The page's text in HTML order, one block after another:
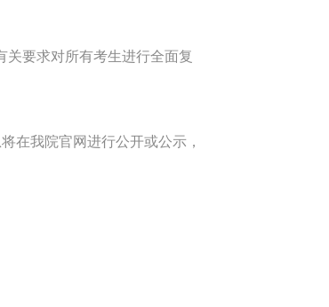
要求对所有考生进行全面复
在我院官网进行公开或公示，